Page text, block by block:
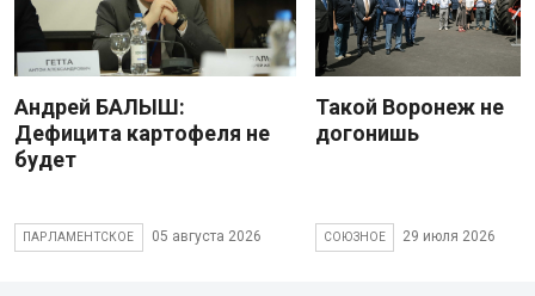
Андрей БАЛЫШ:
Дефицита картофеля не
будет
ПАРЛАМЕНТСКОЕ 05 августа 2026
Такой Воронеж не
догонишь
СОЮЗНОЕ 29 июля 2026